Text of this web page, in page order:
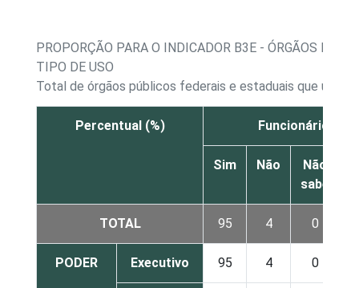
PROPORÇÃO PARA O INDICADOR B3E - ÓRGÃOS
TIPO DE USO
Total de órgãos públicos federais e estaduais que
Percentual (%) Funcionários de
Sim Não
Não
sabe
TOTAL 95 4 0
PODER Executivo 95 4 0